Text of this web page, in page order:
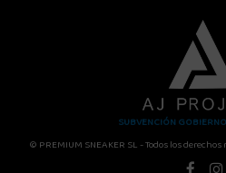
SUBVENCIÓN
© PREMIUM SNEAKER SL - Todos los